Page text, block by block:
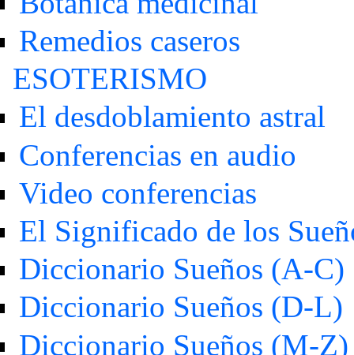
Remedios caseros
ESOTERISMO
El desdoblamiento astral
Conferencias en audio
Video conferencias
El Significado de los
Diccionario Sueños (A-C)
Diccionario Sueños (D-L)
Diccionario Sueños (M-Z)